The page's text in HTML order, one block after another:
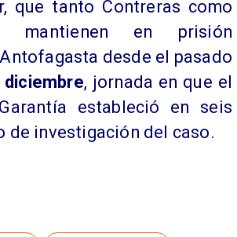
que tanto Contreras como
mantienen en prisión
desde el pasado
, jornada en que el
estableció en seis
de investigación del caso.